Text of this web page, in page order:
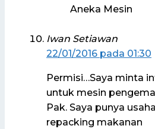
Aneka Mesin
Iwan Setiawan
22/01/2016 pada 01:30
Permisi…Saya minta
untuk mesin
Pak. Saya punya usaha
repacking makanan